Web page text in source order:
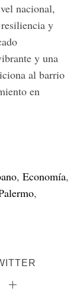
nacional,
y
y una
al barrio
en
, Economía,
,